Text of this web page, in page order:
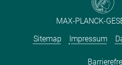
MAX-PLANCK-
Sitemap
Impressum